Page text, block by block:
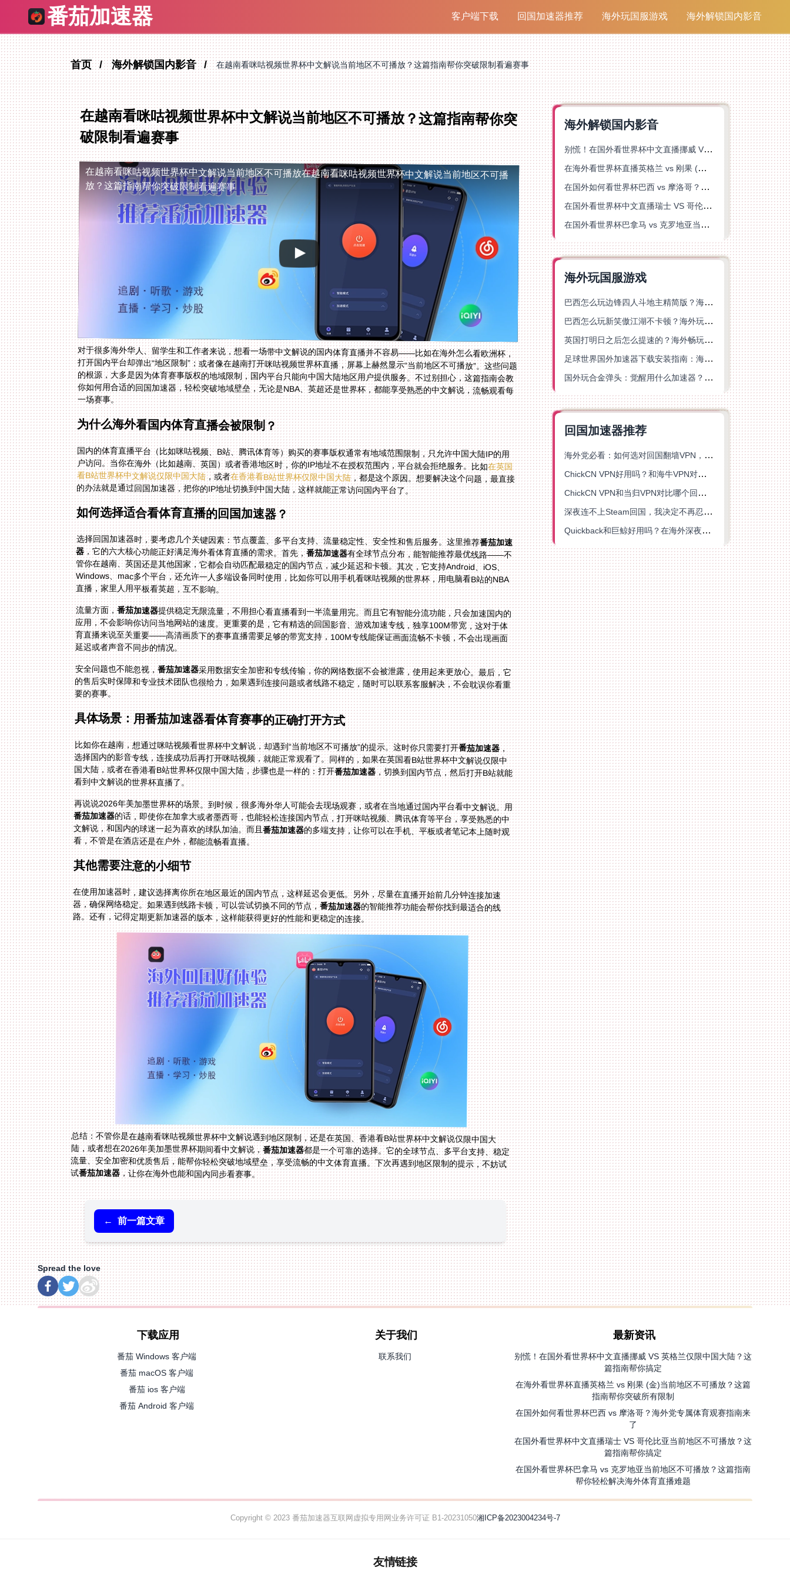
番茄加速器 客户端下载 回国加速器推荐 海外玩国服游戏 海外解锁国内影音
首页 海外解锁国内影音 在越南看咪咕视频世界杯中文解说当前地区不可播放？这篇指南帮你突破限制看遍赛事
在越南看咪咕视频世界杯中文解说当前地区不可播放？这篇指南帮你突
破限制看遍赛事
在越南看咪咕视频世界杯中文解说当前地区不可播放在越南看咪咕视频世界杯中文解说当前地区不可播
放？这篇指南帮你突破限制看遍赛事
对于很多海外华人、留学生和工作者来说，想看一场带中文解说的国内体育直播并不容易——比如在海外怎么看欧洲杯，
打开国内平台却弹出“地区限制”；或者像在越南打开咪咕视频世界杯直播，屏幕上赫然显示“当前地区不可播放”。这些问题
的根源，大多是因为体育赛事版权的地域限制，国内平台只能向中国大陆地区用户提供服务。不过别担心，这篇指南会教
你如何用合适的回国加速器，轻松突破地域壁垒，无论是NBA、英超还是世界杯，都能享受熟悉的中文解说，流畅观看每
一场赛事。
为什么海外看国内体育直播会被限制？
国内的体育直播平台（比如咪咕视频、B站、腾讯体育等）购买的赛事版权通常有地域范围限制，只允许中国大陆IP的用
户访问。当你在海外（比如越南、英国）或者香港地区时，你的IP地址不在授权范围内，平台就会拒绝服务。比如在英国
看B站世界杯中文解说仅限中国大陆，或者在香港看B站世界杯仅限中国大陆，都是这个原因。想要解决这个问题，最直接
的办法就是通过回国加速器，把你的IP地址切换到中国大陆，这样就能正常访问国内平台了。
如何选择适合看体育直播的回国加速器？
选择回国加速器时，要考虑几个关键因素：节点覆盖、多平台支持、流量稳定性、安全性和售后服务。这里推荐番茄加速
器，它的六大核心功能正好满足海外看体育直播的需求。首先，番茄加速器有全球节点分布，能智能推荐最优线路——不
管你在越南、英国还是其他国家，它都会自动匹配最稳定的国内节点，减少延迟和卡顿。其次，它支持Android、iOS、
Windows、mac多个平台，还允许一人多端设备同时使用，比如你可以用手机看咪咕视频的世界杯，用电脑看B站的NBA
直播，家里人用平板看英超，互不影响。
流量方面，番茄加速器提供稳定无限流量，不用担心看直播看到一半流量用完。而且它有智能分流功能，只会加速国内的
应用，不会影响你访问当地网站的速度。更重要的是，它有精选的回国影音、游戏加速专线，独享100M带宽，这对于体
育直播来说至关重要——高清画质下的赛事直播需要足够的带宽支持，100M专线能保证画面流畅不卡顿，不会出现画面
延迟或者声音不同步的情况。
安全问题也不能忽视，番茄加速器采用数据安全加密和专线传输，你的网络数据不会被泄露，使用起来更放心。最后，它
的售后实时保障和专业技术团队也很给力，如果遇到连接问题或者线路不稳定，随时可以联系客服解决，不会耽误你看重
要的赛事。
具体场景：用番茄加速器看体育赛事的正确打开方式
比如你在越南，想通过咪咕视频看世界杯中文解说，却遇到“当前地区不可播放”的提示。这时你只需要打开番茄加速器，
选择国内的影音专线，连接成功后再打开咪咕视频，就能正常观看了。同样的，如果在英国看B站世界杯中文解说仅限中
国大陆，或者在香港看B站世界杯仅限中国大陆，步骤也是一样的：打开番茄加速器，切换到国内节点，然后打开B站就能
看到中文解说的世界杯直播了。
再说说2026年美加墨世界杯的场景。到时候，很多海外华人可能会去现场观赛，或者在当地通过国内平台看中文解说。用
番茄加速器的话，即使你在加拿大或者墨西哥，也能轻松连接国内节点，打开咪咕视频、腾讯体育等平台，享受熟悉的中
文解说，和国内的球迷一起为喜欢的球队加油。而且番茄加速器的多端支持，让你可以在手机、平板或者笔记本上随时观
看，不管是在酒店还是在户外，都能流畅看直播。
其他需要注意的小细节
在使用加速器时，建议选择离你所在地区最近的国内节点，这样延迟会更低。另外，尽量在直播开始前几分钟连接加速
器，确保网络稳定。如果遇到线路卡顿，可以尝试切换不同的节点，番茄加速器的智能推荐功能会帮你找到最适合的线
路。还有，记得定期更新加速器的版本，这样能获得更好的性能和更稳定的连接。
总结：不管你是在越南看咪咕视频世界杯中文解说遇到地区限制，还是在英国、香港看B站世界杯中文解说仅限中国大
陆，或者想在2026年美加墨世界杯期间看中文解说，番茄加速器都是一个可靠的选择。它的全球节点、多平台支持、稳定
流量、安全加密和优质售后，能帮你轻松突破地域壁垒，享受流畅的中文体育直播。下次再遇到地区限制的提示，不妨试
试番茄加速器，让你在海外也能和国内同步看赛事。
← 前一篇文章
海外解锁国内影音
别慌！在国外看世界杯中文直播挪威 VS 英格兰仅限中国大陆？这篇指南帮你搞定
在海外看世界杯直播英格兰 vs 刚果 (金)当前地区不可播放？这篇指南帮你突破所有限制
在国外如何看世界杯巴西 vs 摩洛哥？海外党专属体育观赛指南来了
在国外看世界杯中文直播瑞士 VS 哥伦比亚当前地区不可播放？这篇指南帮你搞定
在国外看世界杯巴拿马 vs 克罗地亚当前地区不可播放？这篇指南帮你轻松解决海外体育直播难题
海外玩国服游戏
巴西怎么玩边锋四人斗地主精简版？海外游戏党的加速器终极选择
巴西怎么玩新笑傲江湖不卡顿？海外玩家国服游戏加速终极指南（附猫和老鼠一梦江湖实测）
英国打明日之后怎么提速的？海外畅玩国服游戏终极指南
足球世界国外加速器下载安装指南：海外党畅玩国服游戏的终极解决方案
国外玩合金弹头：觉醒用什么加速器？一份写给海外游子的畅玩指南
回国加速器推荐
海外党必看：如何选对回国翻墙VPN，无缝解锁国内资源？
ChickCN VPN好用吗？和海牛VPN对比哪个回国效果更好？
ChickCN VPN和当归VPN对比哪个回国效果更好？海外党亲测后选了它
深夜连不上Steam回国，我决定不再忍受这数字鸿沟
Quickback和巨鲸好用吗？在海外深夜想刷B站、追爱奇艺的你，或许正需要这份答案
Spread the love
下载应用
番茄 Windows 客户端
番茄 macOS 客户端
番茄 ios 客户端
番茄 Android 客户端
关于我们
联系我们
最新资讯
别慌！在国外看世界杯中文直播挪威 VS 英格兰仅限中国大陆？这
篇指南帮你搞定
在海外看世界杯直播英格兰 vs 刚果 (金)当前地区不可播放？这篇
指南帮你突破所有限制
在国外如何看世界杯巴西 vs 摩洛哥？海外党专属体育观赛指南来
了
在国外看世界杯中文直播瑞士 VS 哥伦比亚当前地区不可播放？这
篇指南帮你搞定
在国外看世界杯巴拿马 vs 克罗地亚当前地区不可播放？这篇指南
帮你轻松解决海外体育直播难题
Copyright © 2023 番茄加速器互联网虚拟专用网业务许可证 B1-20231050湘ICP备2023004234号-7
友情链接